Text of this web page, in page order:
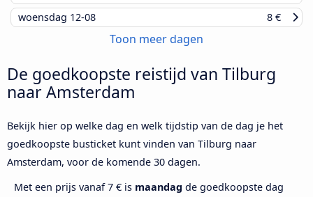
woensdag 12-08 8 €
Toon meer dagen
De goedkoopste reistijd van Tilburg
naar Amsterdam
Bekijk hier op welke dag en welk tijdstip van de dag je het
goedkoopste busticket kunt vinden van Tilburg naar
Amsterdam, voor de komende 30 dagen.
Met een prijs vanaf 7 € is maandag de goedkoopste dag